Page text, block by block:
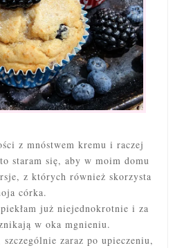
z mnóstwem kremu i raczej
staram się, aby w moim domu
z których również skorzysta
córka.
już niejednokrotnie i za
w oka mgnieniu.
szczególnie zaraz po upieczeniu,